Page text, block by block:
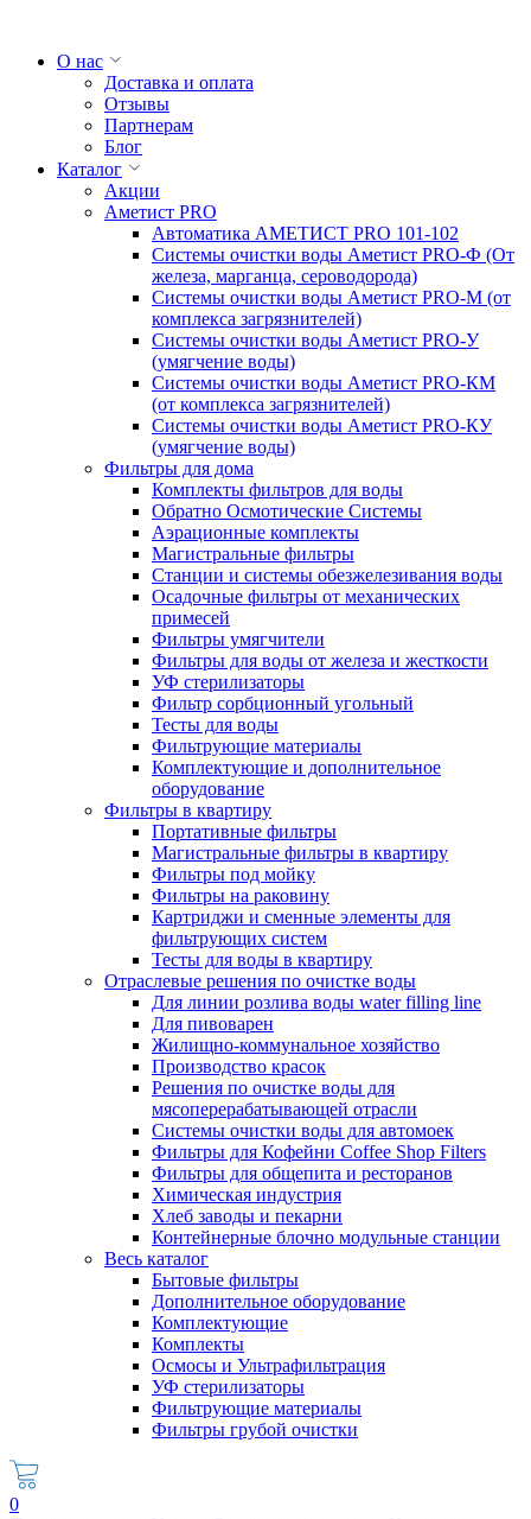
О нас
Доставка и оплата
Отзывы
Партнерам
Блог
Каталог
Акции
Аметист PRO
Автоматика АМЕТИСТ PRO 101-102
Системы очистки воды Аметист PRO-Ф (От
железа, марганца, сероводорода)
Системы очистки воды Аметист PRO-M (от
комплекса загрязнителей)
Системы очистки воды Аметист PRO-У
(умягчение воды)
Системы очистки воды Аметист PRO-КM
(от комплекса загрязнителей)
Системы очистки воды Аметист PRO-КУ
(умягчение воды)
Фильтры для дома
Комплекты фильтров для воды
Обратно Осмотические Системы
Аэрационные комплекты
Магистральные фильтры
Станции и системы обезжелезивания воды
Осадочные фильтры от механических
примесей
Фильтры умягчители
Фильтры для воды от железа и жесткости
УФ стерилизаторы
Фильтр сорбционный угольный
Тесты для воды
Фильтрующие материалы
Комплектующие и дополнительное
оборудование
Фильтры в квартиру
Портативные фильтры
Магистральные фильтры в квартиру
Фильтры под мойку
Фильтры на раковину
Картриджи и сменные элементы для
фильтрующих систем
Тесты для воды в квартиру
Отраслевые решения по очистке воды
Для линии розлива воды water filling line
Для пивоварен
Жилищно-коммунальное хозяйство
Производство красок
Решения по очистке воды для
мясоперерабатывающей отрасли
Системы очистки воды для автомоек
Фильтры для Кофейни Coffee Shop Filters
Фильтры для общепита и ресторанов
Химическая индустрия
Хлеб заводы и пекарни
Контейнерные блочно модульные станции
Весь каталог
Бытовые фильтры
Дополнительное оборудование
Комплектующие
Комплекты
Осмосы и Ультрафильтрация
УФ стерилизаторы
Фильтрующие материалы
Фильтры грубой очистки
0